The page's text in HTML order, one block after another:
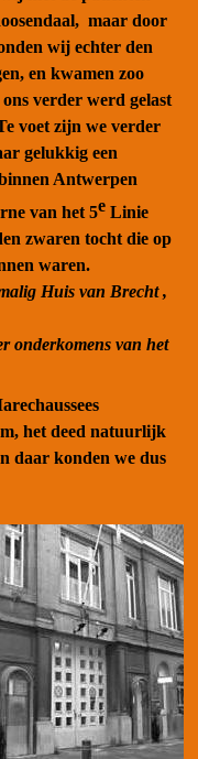
maar door
wij echter den
en kwamen zoo
verder werd gelast
voet zijn we verder
gelukkig een
Antwerpen
van het 5e Linie
zwaren tocht die op
waren.
Huis van Brecht ,
onderkomens van het
het deed natuurlijk
daar konden we dus